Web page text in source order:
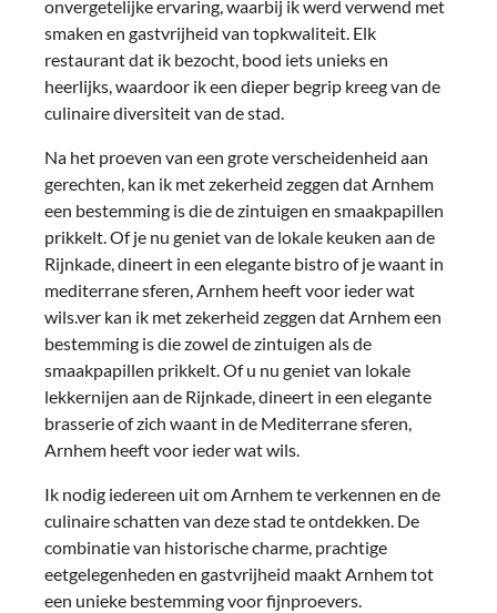
onvergetelijke ervaring, waarbij ik werd verwend met
smaken en gastvrijheid van topkwaliteit. Elk
restaurant dat ik bezocht, bood iets unieks en
heerlijks, waardoor ik een dieper begrip kreeg van de
culinaire diversiteit van de stad.
Na het proeven van een grote verscheidenheid aan
gerechten, kan ik met zekerheid zeggen dat Arnhem
een ​​bestemming is die de zintuigen en smaakpapillen
prikkelt. Of je nu geniet van de lokale keuken aan de
Rijnkade, dineert in een elegante bistro of je waant in
mediterrane sferen, Arnhem heeft voor ieder wat
wils.ver kan ik met zekerheid zeggen dat Arnhem een
bestemming is die zowel de zintuigen als de
smaakpapillen prikkelt. Of u nu geniet van lokale
lekkernijen aan de Rijnkade, dineert in een elegante
brasserie of zich waant in de Mediterrane sferen,
Arnhem heeft voor ieder wat wils.
Ik nodig iedereen uit om Arnhem te verkennen en de
culinaire schatten van deze stad te ontdekken. De
combinatie van historische charme, prachtige
eetgelegenheden en gastvrijheid maakt Arnhem tot
een unieke bestemming voor fijnproevers.